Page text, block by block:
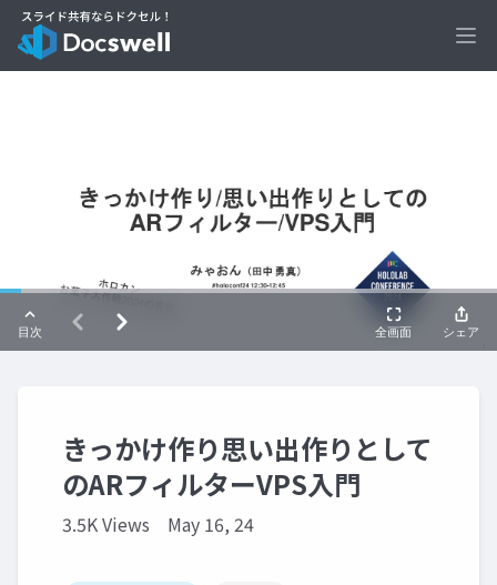
きっかけ作り思い出作りとして
のARフィルターVPS入門
3.5K Views May 16, 24